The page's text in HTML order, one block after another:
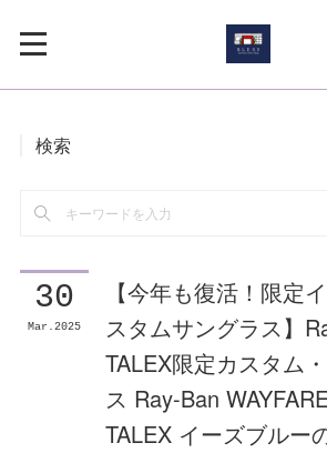
検索
30
Mar 2025
【今年も復活！限定
スタムサングラス】
TALEX限定カスタム
ス Ray-Ban
TALEX イーズブルー